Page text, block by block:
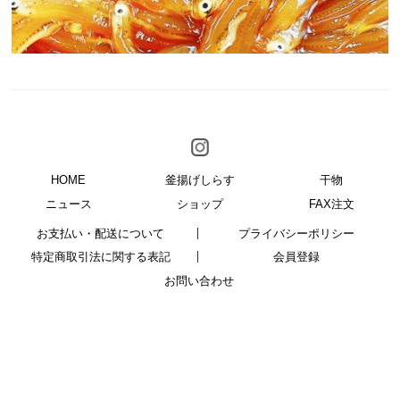
HOME 釜揚げしらす
干物
ニュース
ショップ FAX注文
お支払い・配送について
プライバシーポリシー
特定商取引法に関する表記
会員登録
お問い合わせ